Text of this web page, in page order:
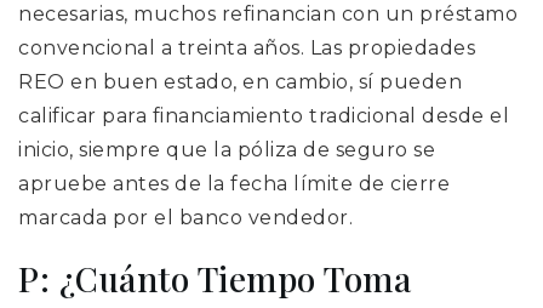
necesarias, muchos refinancian con un préstamo
convencional a treinta años. Las propiedades
REO en buen estado, en cambio, sí pueden
calificar para financiamiento tradicional desde el
inicio, siempre que la póliza de seguro se
apruebe antes de la fecha límite de cierre
marcada por el banco vendedor.
P: ¿Cuánto Tiempo Toma